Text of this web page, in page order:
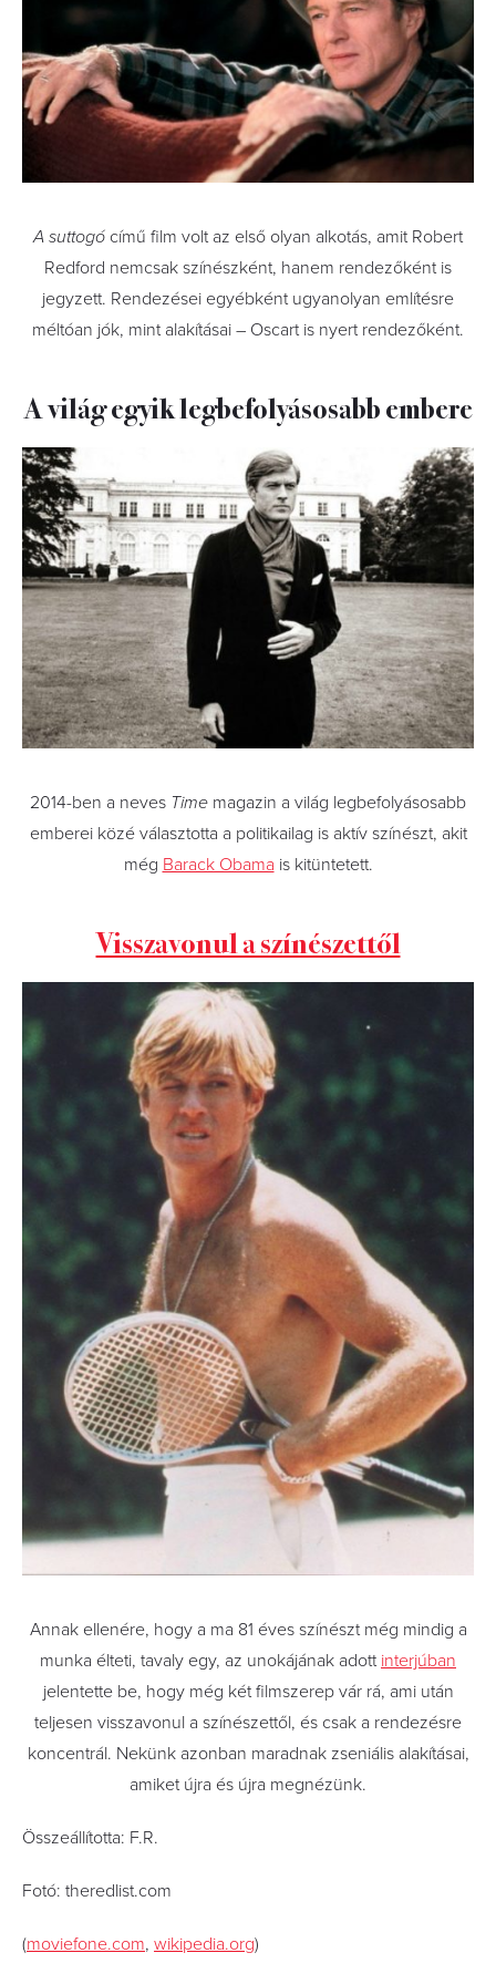
A suttogó című film volt az első olyan alkotás, amit Robert
Redford nemcsak színészként, hanem rendezőként is
jegyzett. Rendezései egyébként ugyanolyan említésre
méltóan jók, mint alakításai – Oscart is nyert rendezőként.
A világ egyik legbefolyásosabb embere
2014-ben a neves Time magazin a világ legbefolyásosabb
emberei közé választotta a politikailag is aktív színészt, akit
még Barack Obama is kitüntetett.
Visszavonul a színészettől
Annak ellenére, hogy a ma 81 éves színészt még mindig a
munka élteti, tavaly egy, az unokájának adott interjúban
jelentette be, hogy még két filmszerep vár rá, ami után
teljesen visszavonul a színészettől, és csak a rendezésre
koncentrál. Nekünk azonban maradnak zseniális alakításai,
amiket újra és újra megnézünk.
Összeállította: F.R.
Fotó: theredlist.com
(moviefone.com, wikipedia.org)